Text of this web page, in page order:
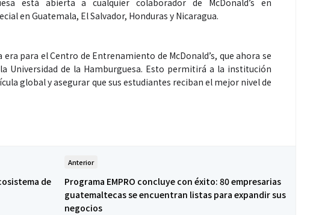
está abierta a cualquier colaborador de McDonald’s en
en Guatemala, El Salvador, Honduras y Nicaragua.
para el Centro de Entrenamiento de McDonald’s, que ahora se
Universidad de la Hamburguesa. Esto permitirá a la institución
global y asegurar que sus estudiantes reciban el mejor nivel de
de
Anterior
Programa EMPRO concluye con éxito: 80 empresarias
guatemaltecas se encuentran listas para expandir sus
negocios